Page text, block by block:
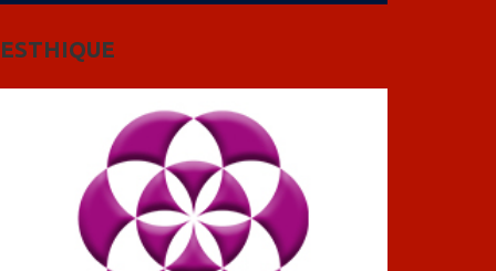
ESTHIQUE